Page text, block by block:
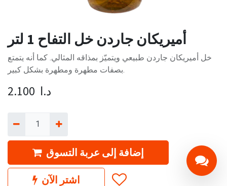
أميريكان جاردن خل التفاح 1 لتر
خل أميريكان جاردن طبيعي ويتميّز بمذاقه المثالي. كما أنه يتمتع
بصفات مطهرة ومطهرة بشكل كبير.
2.100 د.ا
إضافة إلى عربة التسوق
اشترِ الآن